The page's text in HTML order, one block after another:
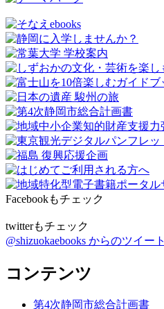
Facebookもチェック
twitterもチェック
@shizuokaebooks からのツイート
コンテンツ
第4次静岡市総合計画書